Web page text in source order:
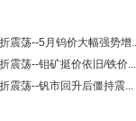
震荡--5月钨价大幅强势增
震荡--钼矿挺价依旧/铁价...
震荡--钒市回升后僵持震...